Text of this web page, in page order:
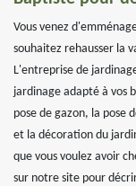
Vous venez
souhaitez rehausser la
L'entreprise de
jardinage adapté à vos
pose de gazon, la pose
et la décoration du
que vous voulez avoir
sur notre site pour